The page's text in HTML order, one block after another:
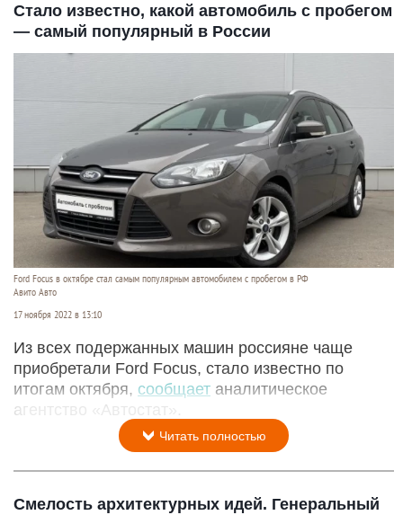
Стало известно, какой автомобиль с пробегом
— самый популярный в России
Ford Focus в октябре стал самым популярным автомобилем с пробегом в РФ
Авито Авто
17 ноября 2022 в 13:10
Из всех подержанных машин россияне чаще
приобретали Ford Focus, стало известно по
итогам октября, сообщает аналитическое
агентство «Автостат».
Читать полностью
Смелость архитектурных идей. Генеральный